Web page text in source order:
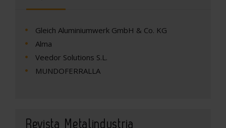
Gleich Aluminiumwerk GmbH & Co. KG
Alma
Veedor Solutions S.L.
MUNDOFERRALLA
Revista Metalindustria